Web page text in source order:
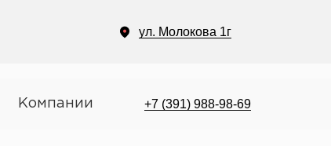
ул. Молокова 1г
Компании +7 (391) 988-98-69